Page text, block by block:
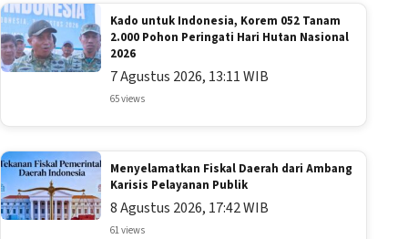
Kado untuk Indonesia, Korem 052 Tanam
2.000 Pohon Peringati Hari Hutan Nasional
2026
7 Agustus 2026, 13:11 WIB
65 views
Menyelamatkan Fiskal Daerah dari Ambang
Karisis Pelayanan Publik
8 Agustus 2026, 17:42 WIB
61 views